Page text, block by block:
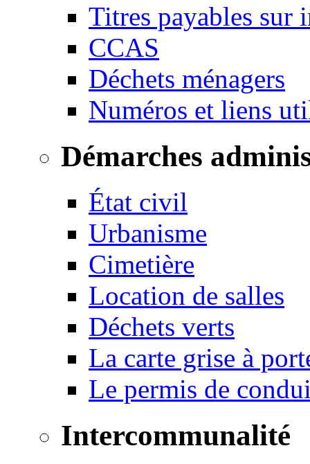
Titres payables sur
CCAS
Déchets ménagers
Numéros et liens
Démarches
État civil
Urbanisme
Cimetière
Location de salles
Déchets verts
La carte grise à
Le permis de
Intercommunalité